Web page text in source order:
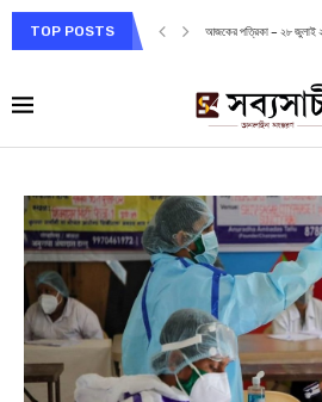
TOP POSTS আজকের পত্রিকা – ২৮ জুলাই